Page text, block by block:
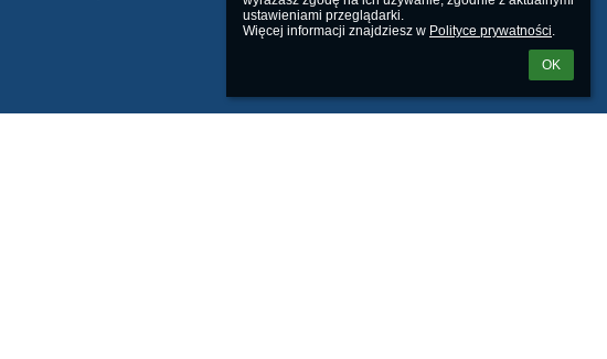
ustawieniami przeglądarki.
Więcej informacji znajdziesz w Polityce prywatności.
OK